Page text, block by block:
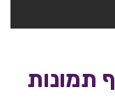
תמונות